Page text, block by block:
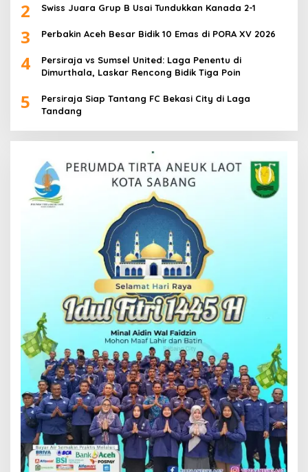
2 Swiss Juara Grup B Usai Tundukkan Kanada 2-1
3 Perbakin Aceh Besar Bidik 10 Emas di PORA XV 2026
4
Persiraja vs Sumsel United: Laga Penentu di
Dimurthala, Laskar Rencong Bidik Tiga Poin
5
Persiraja Siap Tantang FC Bekasi City di Laga
Tandang